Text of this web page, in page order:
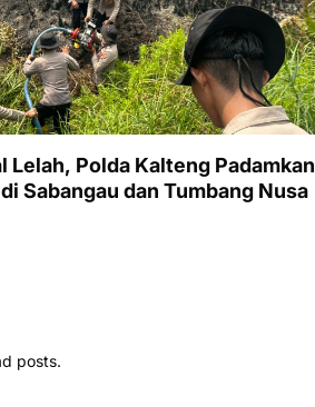
Lelah, Polda Kalteng Padamkan
Sabangau dan Tumbang Nusa
posts.